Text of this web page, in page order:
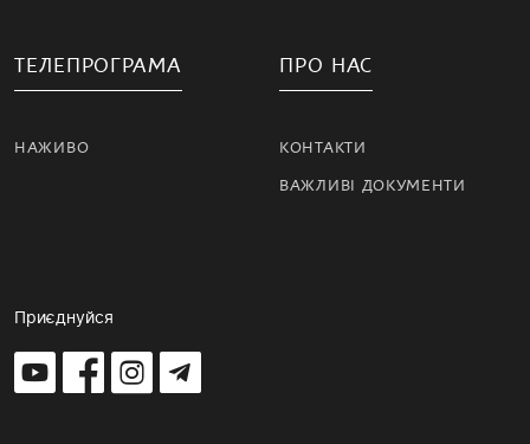
ТЕЛЕПРОГРАМА
НАЖИВО
ПРО НАС
КОНТАКТИ
ВАЖЛИВІ ДОКУМЕНТИ
Приєднуйся